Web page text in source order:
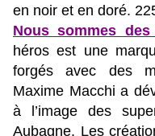
en noir et en doré.
Nous sommes
héros est une
forgés avec des
Maxime Macchi a
à l’image des
Aubagne. Les